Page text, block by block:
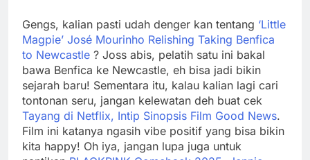
Gengs, kalian pasti udah denger kan tentang ‘Little
Magpie’ José Mourinho Relishing Taking Benfica
to Newcastle ? Joss abis, pelatih satu ini bakal
bawa Benfica ke Newcastle, eh bisa jadi bikin
sejarah baru! Sementara itu, kalau kalian lagi cari
tontonan seru, jangan kelewatan deh buat cek
Tayang di Netflix, Intip Sinopsis Film Good News.
Film ini katanya ngasih vibe positif yang bisa bikin
kita happy! Oh iya, jangan lupa juga untuk